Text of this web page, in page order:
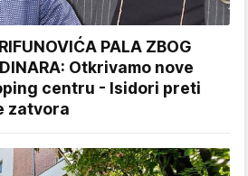
PALA ZBOG
Otkrivamo nove
centru - Isidori preti
zatvora